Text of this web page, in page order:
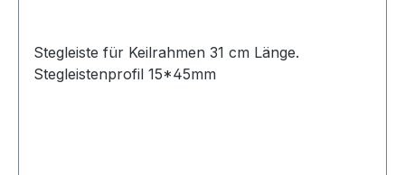
Stegleiste für Keilrahmen 31 cm Länge.
Stegleistenprofil 15*45mm